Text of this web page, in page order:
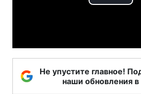
Play
Не упустите главное!
наши обновления в